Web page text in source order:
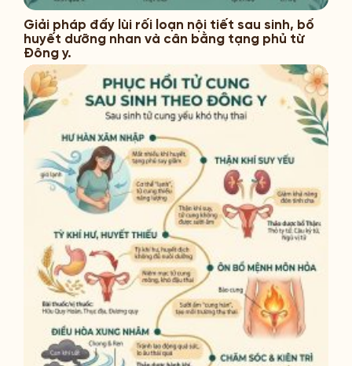
Giải pháp đẩy lùi rối loạn nội tiết sau sinh, bổ
huyết dưỡng nhan và cân bằng tạng phủ từ
Đông y.